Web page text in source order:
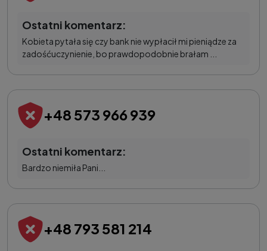
Ostatni komentarz:
Kobieta pytała się czy bank nie wypłacił mi pieniądze za
zadośćuczynienie, bo prawdopodobnie brałam ...
+48 573 966 939
Ostatni komentarz:
Bardzo niemiła Pani...
+48 793 581 214